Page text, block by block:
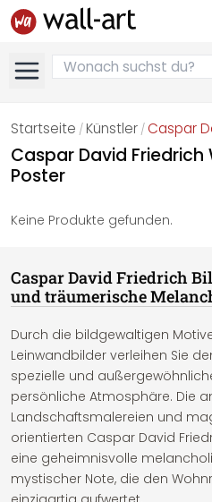
Startseite / Künstler / Caspar
Caspar David
Poster
Keine Produkte gefunden.
Caspar David Friedrich
und träumerische
Durch die bildgewaltigen
Leinwandbilder verleihen Sie
spezielle und
persönliche Atmosphäre. Die
Landschaftsmalereien und
orientierten Caspar David
eine geheimnisvolle
mystischer Note, die den